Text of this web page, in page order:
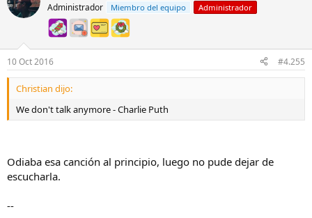
Administrador Miembro del equipo Administrador
10 Oct 2016 #4.255
Christian dijo:
We don't talk anymore - Charlie Puth
Odiaba esa canción al principio, luego no pude dejar de
escucharla.
--